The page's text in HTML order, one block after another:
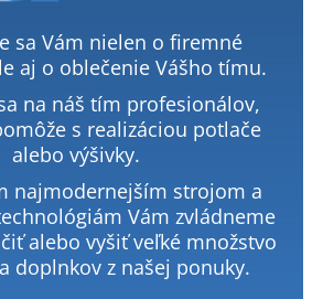
sa Vám nielen o firemné
aj o oblečenie Vášho tímu.
na náš tím profesionálov,
s realizáciou potlače
alebo výšivky.
najmodernejším strojom a
Vám zvládneme
alebo vyšiť veľké množstvo
doplnkov z našej ponuky.